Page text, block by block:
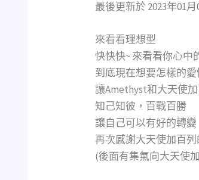
最後更新於 2023年01
來看看理想型
快快快~ 來看看你心中
到底現在想要怎樣的愛
讓Amethyst和大天使
知己知彼，百戰百勝
讓自己可以有好的轉
再次感謝大天使加百
(後面有集氣向大天使